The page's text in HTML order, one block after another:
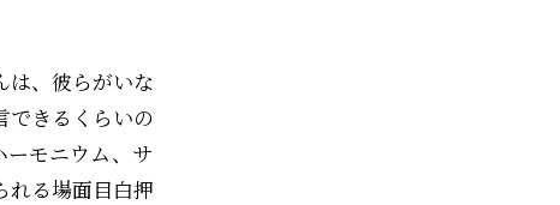
は、彼らがいな
できるくらいの
モニウム、サ
れる場面目白押